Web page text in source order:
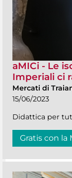
aMICi - Le
Imperiali ci
Mercati di
15/06/2023
Didattica per
Gratis con la